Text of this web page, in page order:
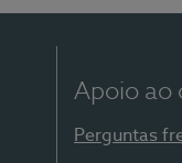
Apoio ao
Perguntas